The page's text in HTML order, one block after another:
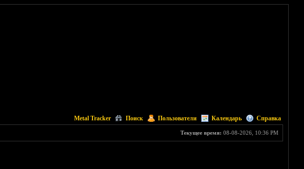
Metal Tracker Поиск Пользователи Календарь Справка
Текущее время: 08-08-2026, 10:36 PM